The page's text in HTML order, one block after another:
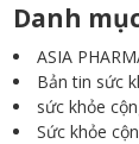
Danh
ASIA
Bản tin sức
sức khỏe
Sức khỏe